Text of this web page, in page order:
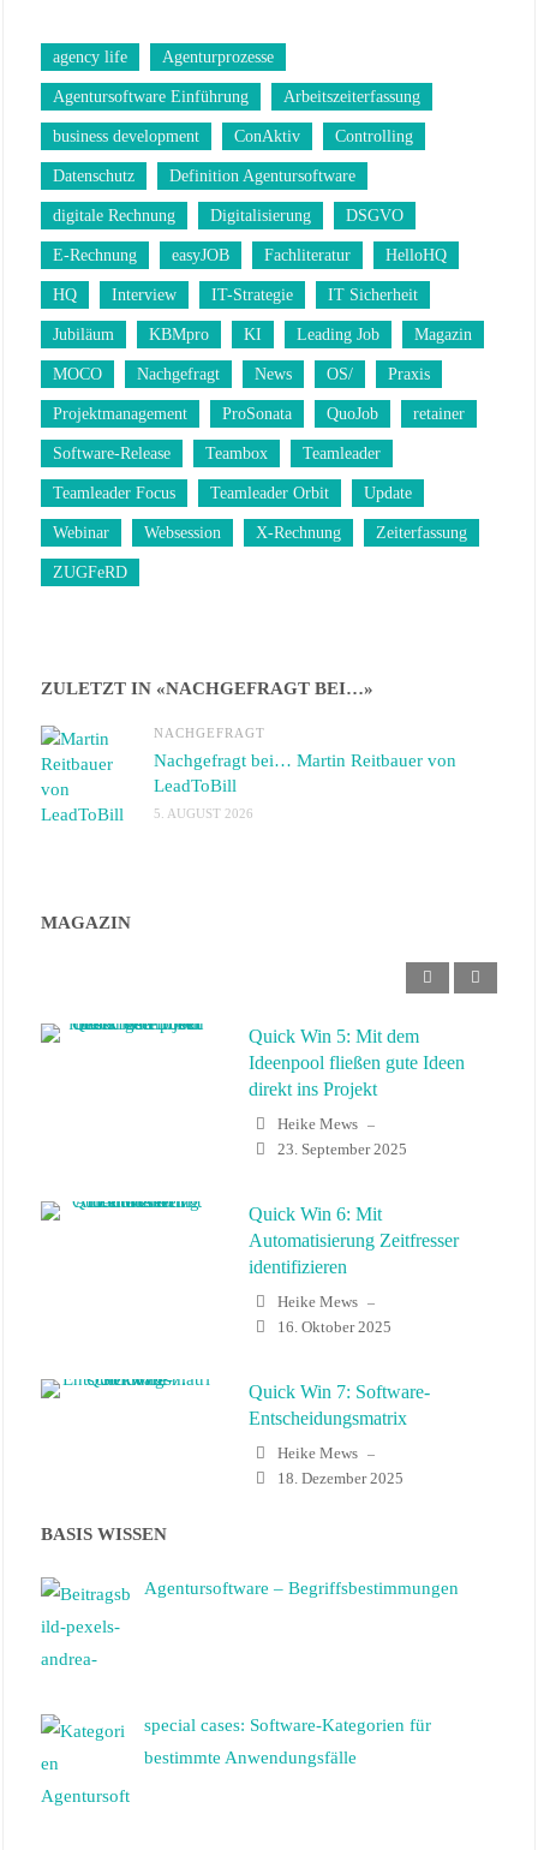
agency life Agenturprozesse
Agentursoftware Einführung Arbeitszeiterfassung
business development ConAktiv Controlling
Datenschutz Definition Agentursoftware
digitale Rechnung Digitalisierung DSGVO
E-Rechnung easyJOB Fachliteratur HelloHQ
HQ Interview IT-Strategie IT Sicherheit
Jubiläum KBMpro KI Leading Job Magazin
MOCO Nachgefragt News OS/ Praxis
Projektmanagement ProSonata QuoJob retainer
Software-Release Teambox Teamleader
Teamleader Focus Teamleader Orbit Update
Webinar Websession X-Rechnung Zeiterfassung
ZUGFeRD
ZULETZT IN «NACHGEFRAGT BEI…»
NACHGEFRAGT
Nachgefragt bei… Martin Reitbauer von
LeadToBill
5. AUGUST 2026
MAGAZIN
Quick Win 6: Mit
Automatisierung Zeitfresser
identifizieren
Heike Mews –
16. Oktober 2025
Quick Win 7: Software-
Entscheidungsmatrix
18. Dezember 2025
der Seestern-Methode
Heike Mews
13. August 2025
BASIS WISSEN
Agentursoftware – Begriffsbestimmungen
special cases: Software-Kategorien für
bestimmte Anwendungsfälle